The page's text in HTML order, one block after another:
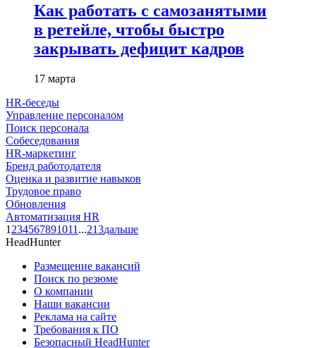
Как работать с самозанятыми
в ретейле, чтобы быстро
закрывать дефицит кадров
17 марта
HR-беседы
Управление персоналом
Поиск персонала
Собеседования
HR-маркетинг
Бренд работодателя
Оценка и развитие навыков
Трудовое право
Обновления
Автоматизация HR
1 234567891011 ...213дальше
HeadHunter
Размещение вакансий
Поиск по резюме
О компании
Наши вакансии
Реклама на сайте
Требования к ПО
Безопасный HeadHunter